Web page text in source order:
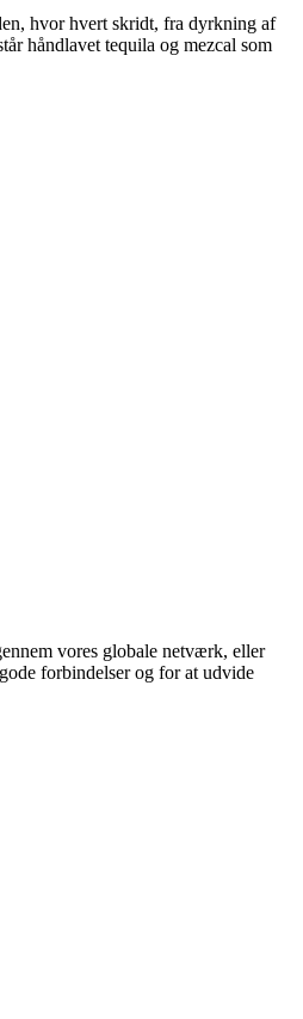
hvor hvert skridt, fra dyrkning af
håndlavet tequila og mezcal som
vores globale netværk, eller
forbindelser og for at udvide